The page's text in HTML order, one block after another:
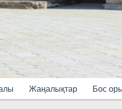
Жаңалықтар Бос